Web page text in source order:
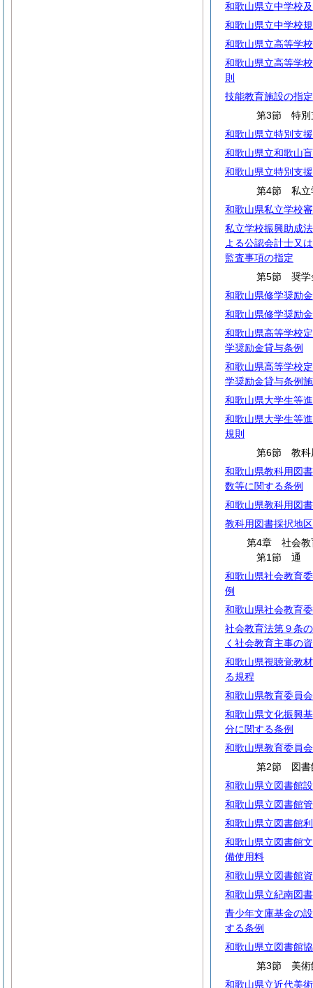
和歌山県立中学校
和歌山県立中学校
和歌山県立高等学
和歌山県立高等学
則
技能教育施設の指
第3節 特別
和歌山県立特別支
和歌山県立和歌山
和歌山県立特別支
第4節 私立
和歌山県私立学校
私立学校振興助成
よる公認会計士又
監査事項の指定
第5節 奨学
和歌山県修学奨励
和歌山県修学奨励
和歌山県高等学校
学奨励金貸与条例
和歌山県高等学校
学奨励金貸与条例
和歌山県大学生等
和歌山県大学生等
規則
第6節 教科
和歌山県教科用図
数等に関する条例
和歌山県教科用図
教科用図書採択地区
第4章 社会教
第1節 通
和歌山県社会教育
例
和歌山県社会教育
社会教育法第９条
く社会教育主事の
和歌山県視聴覚教
る規程
和歌山県教育委員
和歌山県文化振興
分に関する条例
和歌山県教育委員
第2節 図書
和歌山県立図書館
和歌山県立図書館
和歌山県立図書館
和歌山県立図書館
備使用料
和歌山県立図書館
和歌山県立紀南図
青少年文庫基金の
する条例
和歌山県立図書館
第3節 美術
和歌山県立近代美